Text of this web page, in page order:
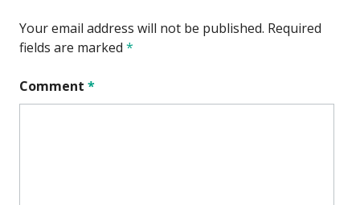
Your email address will not be published. Required
fields are marked *
Comment *